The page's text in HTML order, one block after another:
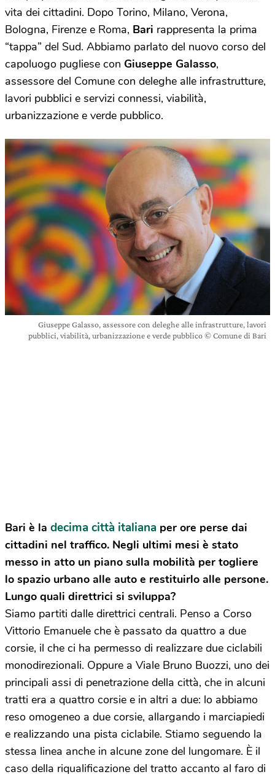
vita dei cittadini. Dopo Torino, Milano, Verona,
Bologna, Firenze e Roma, Bari rappresenta la prima
“tappa” del Sud. Abbiamo parlato del nuovo corso del
capoluogo pugliese con Giuseppe Galasso,
assessore del Comune con deleghe alle infrastrutture,
lavori pubblici e servizi connessi, viabilità,
urbanizzazione e verde pubblico.
Giuseppe Galasso, assessore con deleghe alle infrastrutture, lavori
pubblici, viabilità, urbanizzazione e verde pubblico © Comune di Bari
Bari è la decima città italiana per ore perse dai
cittadini nel traffico. Negli ultimi mesi è stato
messo in atto un piano sulla mobilità per togliere
lo spazio urbano alle auto e restituirlo alle persone.
Lungo quali direttrici si sviluppa?
Siamo partiti dalle direttrici centrali. Penso a Corso
Vittorio Emanuele che è passato da quattro a due
corsie, il che ci ha permesso di realizzare due ciclabili
monodirezionali. Oppure a Viale Bruno Buozzi, uno dei
principali assi di penetrazione della città, che in alcuni
tratti era a quattro corsie e in altri a due: lo abbiamo
reso omogeneo a due corsie, allargando i marciapiedi
e realizzando una pista ciclabile. Stiamo seguendo la
stessa linea anche in alcune zone del lungomare. È il
caso della riqualificazione del tratto accanto al faro di